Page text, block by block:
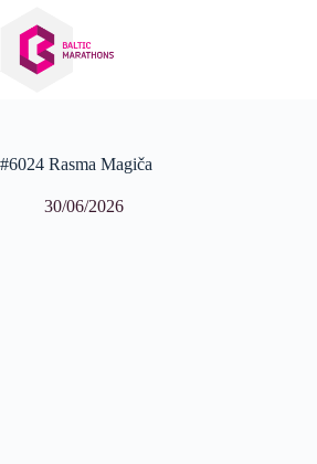
saturu
#6024 Rasma Magiča
30/06/2026